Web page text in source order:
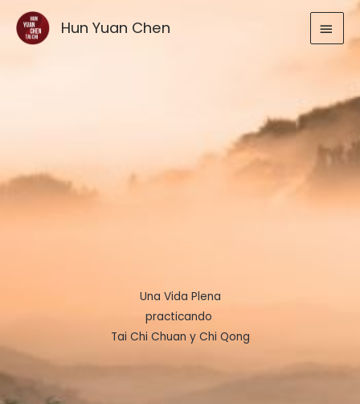
contenido
Hun Yuan Chen
Una Vida Plena
practicando
Tai Chi Chuan y Chi Qong